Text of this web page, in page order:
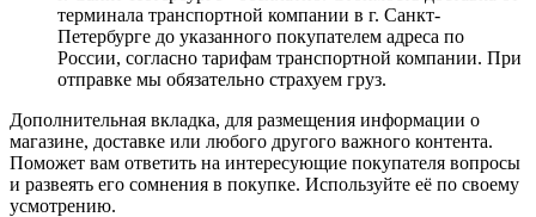
терминала транспортной компании в г. Санкт-
Петербурге до указанного покупателем адреса по
России, согласно тарифам транспортной компании. При
отправке мы обязательно страхуем груз.
Дополнительная вкладка, для размещения информации о
магазине, доставке или любого другого важного контента.
Поможет вам ответить на интересующие покупателя вопросы
и развеять его сомнения в покупке. Используйте её по своему
усмотрению.